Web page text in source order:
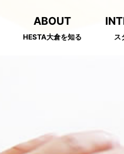
ABOUT
HESTA大倉を知る ス